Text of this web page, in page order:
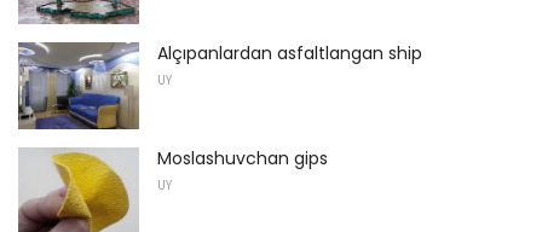
Alçıpanlardan asfaltlangan ship
UY
Moslashuvchan gips
UY